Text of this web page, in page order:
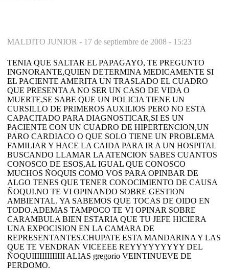
MALDITO JUNIOR - 17 de septiembre de 2008 - 15:23
TENIA QUE SALTAR EL PAPAGAYO, TE PREGUNTO
INGNORANTE,QUIEN DETERMINA MEDICAMENTE SI
EL PACIENTE AMERITA UN TRASLADO EL CUADRO
QUE PRESENTA A NO SER UN CASO DE VIDA O
MUERTE,SE SABE QUE UN POLICIA TIENE UN
CURSILLO DE PRIMEROS AUXILIOS PERO NO ESTA
CAPACITADO PARA DIAGNOSTICAR,SI ES UN
PACIENTE CON UN CUADRO DE HIPERTENCION,UN
PARO CARDIACO O QUE SOLO TIENE UN PROBLEMA
FAMILIAR Y HACE LA CAIDA PARA IR A UN HOSPITAL
BUSCANDO LLAMAR LA ATENCION SABES CUANTOS
CONOSCO DE ESOS,AL IGUAL QUE CONOSCO
MUCHOS ÑOQUIS COMO VOS PARA OPINBAR DE
ALGO TENES QUE TENER CONOCIMIENTO DE CAUSA
ÑOQUI.NO TE VI OPINANDO SOBRE GESTION
AMBIENTAL. YA SABEMOS QUE TOCAS DE OIDO EN
TODO.ADEMAS TAMPOCO TE VI OPINAR SOBRE
CARAMBULA BIEN ESTARIA QUE TU JEFE HICIERA
UNA EXPOCISION EN LA CAMARA DE
REPRESENTANTES.CHUPATE ESTA MANDARINA Y LAS
QUE TE VENDRAN VICEEEE REYYYYYYYYY DEL
ÑOQUIIIIIIIIIIIII ALIAS gregorio VEINTINUEVE DE
PERDOMO.